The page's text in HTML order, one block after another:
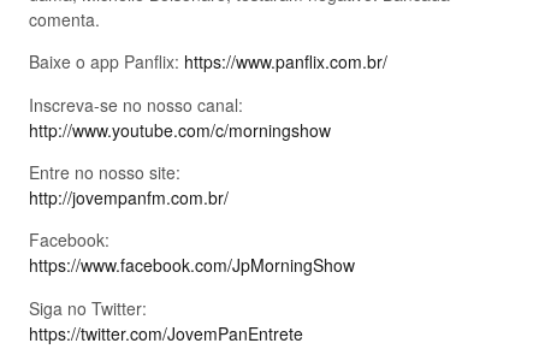
comenta.
Baixe o app Panflix: https://www.panflix.com.br/
Inscreva-se no nosso canal:
http://www.youtube.com/c/morningshow
Entre no nosso site:
http://jovempanfm.com.br/
Facebook:
https://www.facebook.com/JpMorningShow
Siga no Twitter:
https://twitter.com/JovemPanEntrete